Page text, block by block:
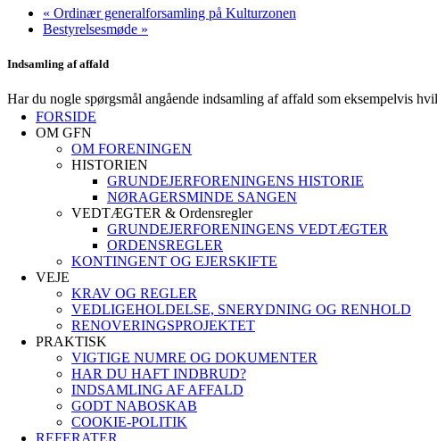
FORSIDE
OM GFN
OM FORENINGEN
HISTORIEN
GRUNDEJERFORENINGENS HISTORIE
NØRAGERSMINDE SANGEN
VEDTÆGTER & Ordensregler
GRUNDEJERFORENINGENS VEDTÆGTER
ORDENSREGLER
KONTINGENT OG EJERSKIFTE
VEJE
KRAV OG REGLER
VEDLIGEHOLDELSE, SNERYDNING OG RENHOLD
RENOVERINGSPROJEKTET
PRAKTISK
VIGTIGE NUMRE OG DOKUMENTER
HAR DU HAFT INDBRUD?
INDSAMLING AF AFFALD
GODT NABOSKAB
COOKIE-POLITIK
REFERATER
« Ordinær generalforsamling på Kulturzonen
Bestyrelsesmøde »
Indsamling af affald
Har du nogle spørgsmål angående indsamling af affald som eksempelvis